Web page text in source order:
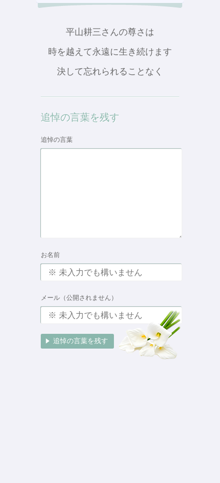
平山耕三さんの尊さは
時を越えて永遠に生き続けます
決して忘れられることなく
追悼の言葉を残す
追悼の言葉
お名前
メール（公開されません）